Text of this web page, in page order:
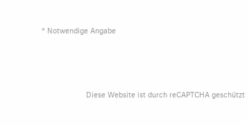
* Notwendige Angabe
Diese Website ist durch reCAPTCHA